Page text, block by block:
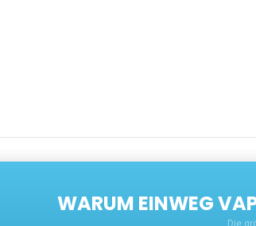
WARUM EINWEG
Die